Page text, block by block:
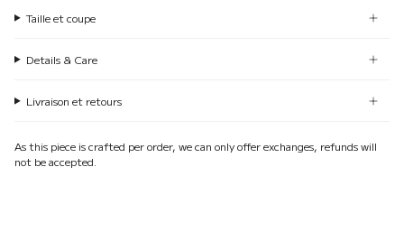
Taille et coupe
Details & Care
Livraison et retours
As this piece is crafted per order, we can only offer exchanges, refunds will
not be accepted.